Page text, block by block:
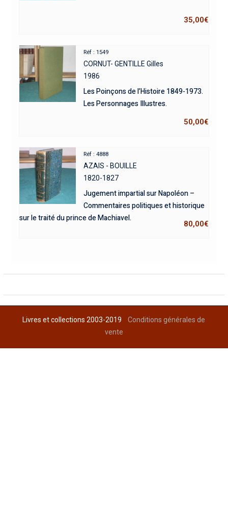
35,00€
Réf : 1549
CORNUT- GENTILLE Gilles
1986
Les Poinçons de l’Histoire 1849-1973.
Les Personnages Illustres.
50,00€
Réf : 4888
AZAIS - BOUILLE
1820-1827
Jugement impartial sur Napoléon –
Commentaires politiques et historique
sur le traité du prince de Machiavel.
80,00€
Livres et collections 2003-2019Conditions générales de
vente